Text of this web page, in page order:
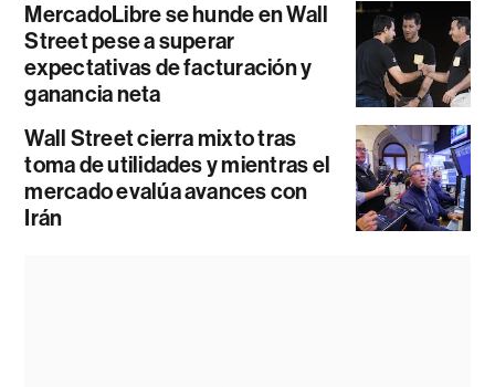
MercadoLibre se hunde en Wall
Street pese a superar
expectativas de facturación y
ganancia neta
Wall Street cierra mixto tras
toma de utilidades y mientras el
mercado evalúa avances con
Irán